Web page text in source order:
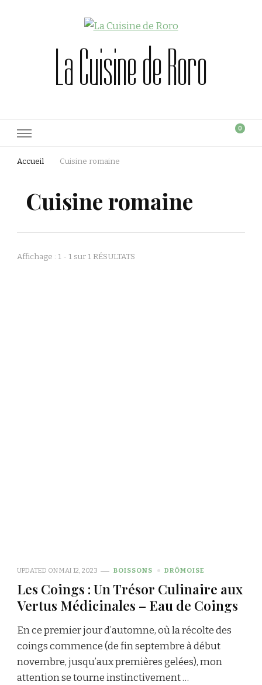
La Cuisine de Roro
0
Accueil Cuisine romaine
Cuisine romaine
Affichage : 1 - 1 sur 1 RÉSULTATS
UPDATED ONMAI 12, 2023 BOISSONS DRÔMOISE
Les Coings : Un Trésor Culinaire aux
Vertus Médicinales – Eau de Coings
En ce premier jour d’automne, où la récolte des
coings commence (de fin septembre à début
novembre, jusqu’aux premières gelées), mon
attention se tourne instinctivement …